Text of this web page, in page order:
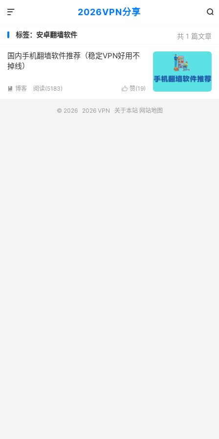
2026VPN分享 

共 1 篇文章
标签：安卓翻墙软件
国内手机翻墙软件推荐（稳定VPN好用不
掉线）
 赞(19)
 博客 阅读(5183)
© 2026 2026 VPN 关于本站 网站地图